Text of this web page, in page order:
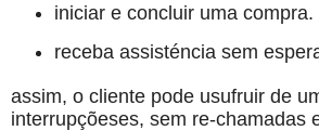
iniciar e concluir uma compra.
receba assisténcia sem
assim, o cliente pode usufruir de
interrupçõeses, sem re-chamadas